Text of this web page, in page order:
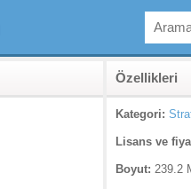
Özellikleri
Kategori:
Lisans ve
Boyut: 239.2